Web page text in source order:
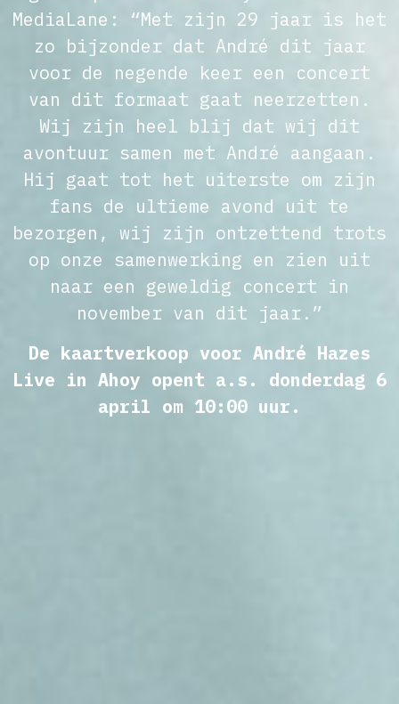
MediaLane: “Met zijn 29 jaar is het
zo bijzonder dat André dit jaar
voor de negende keer een concert
van dit formaat gaat neerzetten.
Wij zijn heel blij dat wij dit
avontuur samen met André aangaan.
Hij gaat tot het uiterste om zijn
fans de ultieme avond uit te
bezorgen, wij zijn ontzettend trots
op onze samenwerking en zien uit
naar een geweldig concert in
november van dit jaar.”
De kaartverkoop voor André Hazes
Live in Ahoy opent a.s. donderdag 6
april om 10:00 uur.